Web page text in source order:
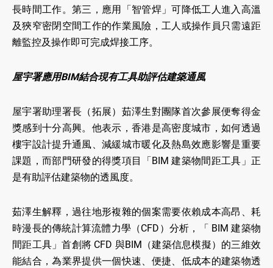
長時間工作。第三，應用「智管焊」可降低工人進入高溫
及狹窄密閉空間工作的作業風險，工人或操作員只需遠距
離監控及操作即可完成焊接工序。
屋宇署應用BIM結合現有工具助評估建築通風
屋宇署助理署長（拓展）茹澤生對團隊首次參展便奪得金
獎感到十分高興。他表示，香港是高密度城市，如何透過
樓宇設計提升通風、減緩城市暖化及熱島效應影響是重要
課題，而部門研發的得獎項目「BIM 建築物間距工具」正
是有助評估建築物的透風度。
茹澤生解釋，過往地形複雜的個案需要依賴成本高昂、耗
時漫長的傳統計算流體力學（CFD）分析，「 BIM 建築物
間距工具」首創將 CFD 與BIM（建築信息模擬）的三維效
能結合，為業界提供一個快速、便捷、低成本的建築物透